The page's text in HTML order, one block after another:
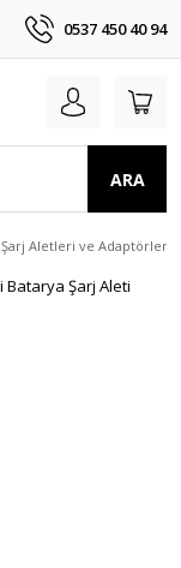
0537 450 40 94
ARA
Şarj Aletleri ve Adaptörler